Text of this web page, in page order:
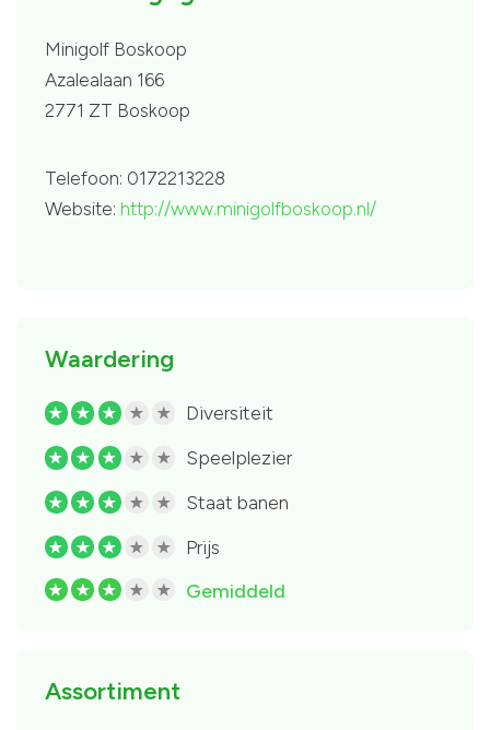
Minigolf Boskoop
Azalealaan 166
2771 ZT Boskoop
Telefoon: 0172213228
Website: http://www.minigolfboskoop.nl/
Waardering
R R R R R Diversiteit
R R R R R Speelplezier
R R R R R Staat banen
R R R R R Prijs
R R R R R Gemiddeld
Assortiment